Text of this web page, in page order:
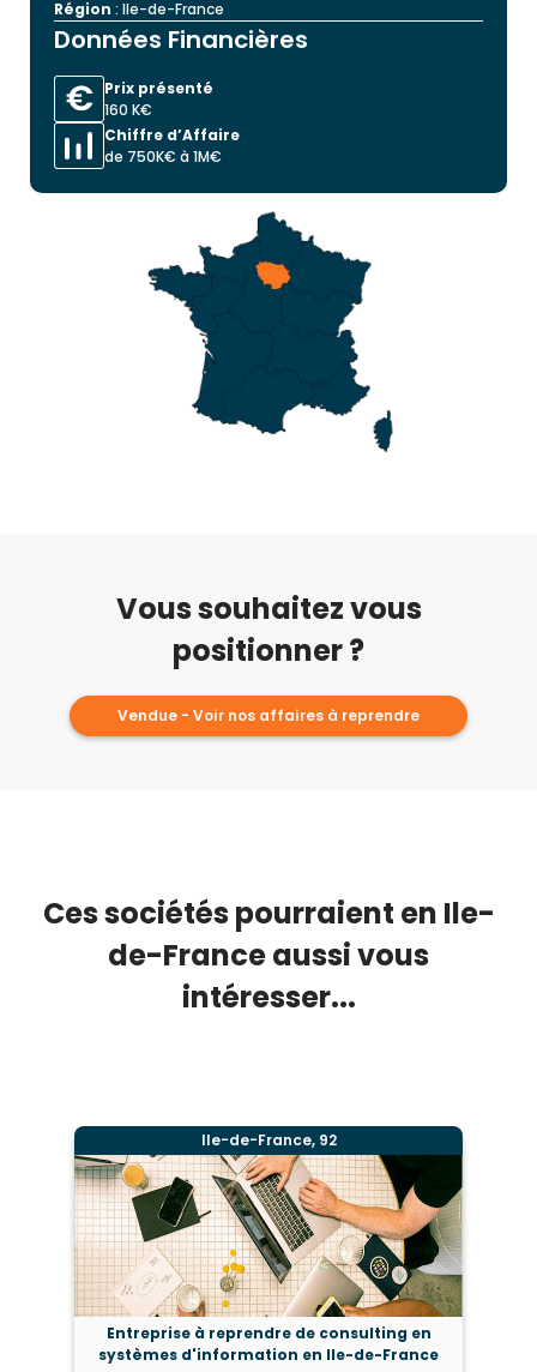
Région : Ile-de-France
Données Financières
Prix présenté
160 K€
Chiffre d’Affaire
de 750K€ à 1M€
Vous souhaitez vous
positionner ?
Vendue - Voir nos affaires à reprendre
Ces sociétés pourraient en Ile-
de-France aussi vous
intéresser...
Ile-de-France, 92
Entreprise à reprendre de consulting en
systèmes d'information en Ile-de-France